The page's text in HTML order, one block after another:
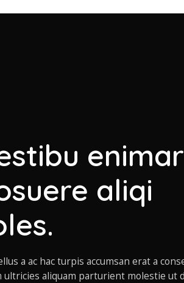
enimar
aliqi
a ac hac turpis accumsan erat a
ultricies aliquam parturient molestie ut